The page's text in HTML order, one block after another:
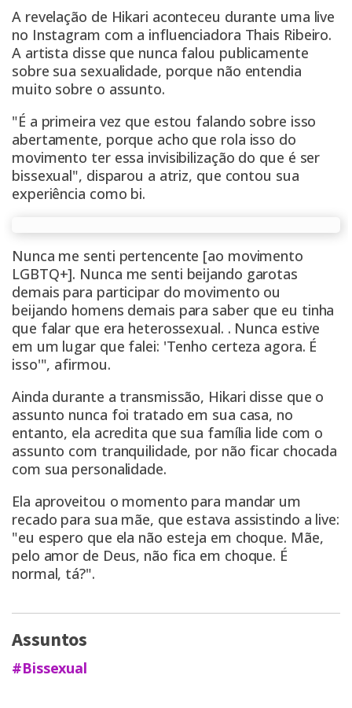
A revelação de Hikari aconteceu durante uma live
no Instagram com a influenciadora Thais Ribeiro.
A artista disse que nunca falou publicamente
sobre sua sexualidade, porque não entendia
muito sobre o assunto.
"É a primeira vez que estou falando sobre isso
abertamente, porque acho que rola isso do
movimento ter essa invisibilização do que é ser
bissexual", disparou a atriz, que contou sua
experiência como bi.
Nunca me senti pertencente [ao movimento
LGBTQ+]. Nunca me senti beijando garotas
demais para participar do movimento ou
beijando homens demais para saber que eu tinha
que falar que era heterossexual. . Nunca estive
em um lugar que falei: 'Tenho certeza agora. É
isso'", afirmou.
Ainda durante a transmissão, Hikari disse que o
assunto nunca foi tratado em sua casa, no
entanto, ela acredita que sua família lide com o
assunto com tranquilidade, por não ficar chocada
com sua personalidade.
Ela aproveitou o momento para mandar um
recado para sua mãe, que estava assistindo a live:
"eu espero que ela não esteja em choque. Mãe,
pelo amor de Deus, não fica em choque. É
normal, tá?".
Assuntos
#Bissexual